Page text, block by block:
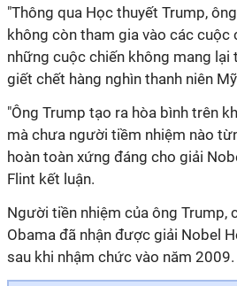
"Thông qua Học thuyết Trump,
không còn tham gia vào các cuộc
những cuộc chiến không mang lại
giết chết hàng nghìn thanh niên
"Ông Trump tạo ra hòa bình trên
mà chưa người tiềm nhiệm nào
hoàn toàn xứng đáng cho giải
Flint kết luận.
Người tiền nhiệm của ông Trump,
Obama đã nhận được giải Nobel
sau khi nhậm chức vào năm 2009.